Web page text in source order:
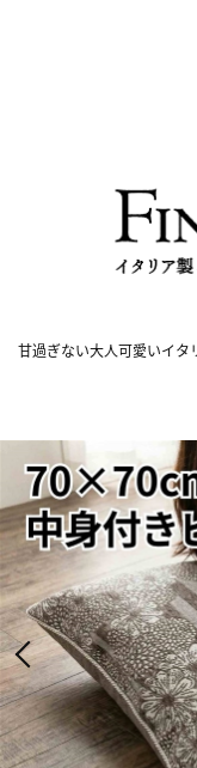
甘過ぎない大人可愛いイタ